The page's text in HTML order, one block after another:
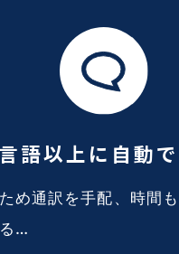
語以上に 自動
め通訳を手配、時間も
…